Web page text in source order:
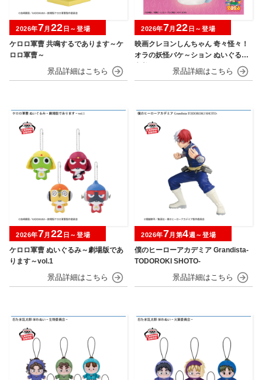
ケロロ軍曹 共鳴するであります～ケ
ロロ軍曹～
2026年7月 22 日～登場
映画クレヨンしんちゃん 奇々怪々！
オラの妖怪バケ～ション ぬいぐるみ
2026年7月 22 日～登場
ケロロ軍曹 ぬいぐるみ～劇場版であ
ります～vol.1
2026年7月 22 日～登場
僕のヒーローアカデミア Grandista-
TODOROKI SHOTO-
2026年7月第4週～登場